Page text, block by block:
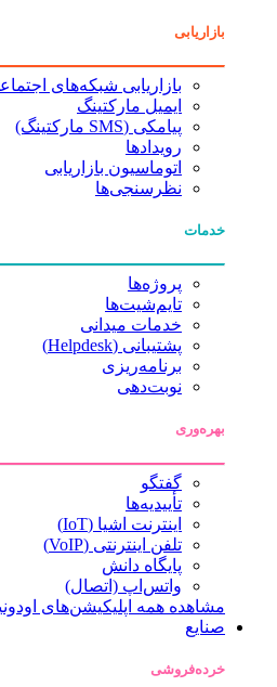
بازاریابی
بازاریابی شبکه‌های اجتماعی
ایمیل مارکتینگ
پیامکی (SMS مارکتینگ)
رویدادها
اتوماسیون بازاریابی
نظرسنجی‌ها
خدمات
پروژه‌ها
تایم‌شیت‌ها
خدمات میدانی
پشتیبانی (Helpdesk)
برنامه‌ریزی
نوبت‌دهی
بهره‌وری
گفتگو
تأییدیه‌ها
اینترنت اشیا (IoT)
تلفن اینترنتی (VoIP)
پایگاه دانش
واتس‌اپ (اتصال)
مشاهده همه اپلیکیشن‌های اودونیکس
صنایع
خرده‌فروشی